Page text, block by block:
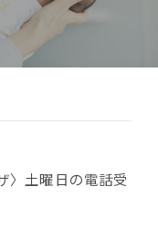
〉土曜日の電話受